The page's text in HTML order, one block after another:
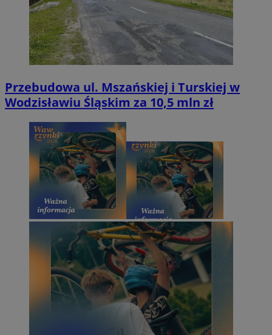
Przebudowa ul. Mszańskiej i Turskiej w
Wodzisławiu Śląskim za 10,5 mln zł